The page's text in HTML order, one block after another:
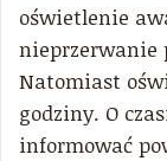
oświetlenie
nieprzerwanie
Natomiast
godziny. O
informować